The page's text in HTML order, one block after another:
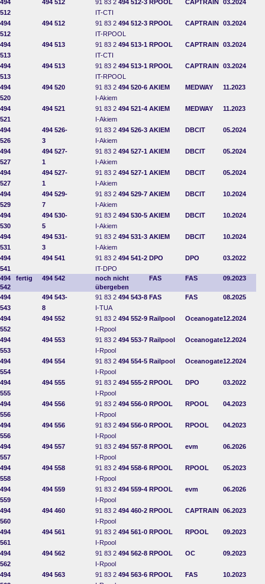
494
512
494 512 91 83 2 494 512-3
IT-CTI
RPOOL CAPTRAIN 03.2024
494
512
494 512 91 83 2 494 512-3
IT-RPOOL
RPOOL CAPTRAIN 03.2024
494
513
494 513 91 83 2 494 513-1
IT-CTI
RPOOL CAPTRAIN 03.2024
494
513
494 513 91 83 2 494 513-1
IT-RPOOL
RPOOL CAPTRAIN 03.2024
494
520
494 520 91 83 2 494 520-6
I-Akiem
AKIEM MEDWAY 11.2023
494
521
494 521 91 83 2 494 521-4
I-Akiem
AKIEM MEDWAY 11.2023
494
526
494 526-
3
91 83 2 494 526-3
I-Akiem
AKIEM DBCIT 05.2024
494
527
494 527-
1
91 83 2 494 527-1
I-Akiem
AKIEM DBCIT 05.2024
494
527
494 527-
1
91 83 2 494 527-1
I-Akiem
AKIEM DBCIT 05.2024
494
529
494 529-
7
91 83 2 494 529-7
I-Akiem
AKIEM DBCIT 10.2024
494
530
494 530-
5
91 83 2 494 530-5
I-Akiem
AKIEM DBCIT 10.2024
494
531
494 531-
3
91 83 2 494 531-3
I-Akiem
AKIEM DBCIT 10.2024
494
541
494 541 91 83 2 494 541-2
IT-DPO
DPO DPO 03.2022
494
542
fertig 494 542
noch nicht
übergeben
FAS FAS 09.2023
494
543
494 543-
8
91 83 2 494 543-8
I-TUA
FAS FAS 08.2025
494
552
494 552 91 83 2 494 552-9
I-Rpool
Railpool Oceanogate12.2024
494
553
494 553 91 83 2 494 553-7
I-Rpool
Railpool Oceanogate12.2024
494
554
494 554 91 83 2 494 554-5
I-Rpool
Railpool Oceanogate12.2024
494
555
494 555 91 83 2 494 555-2
I-Rpool
RPOOL DPO 03.2022
494
556
494 556 91 83 2 494 556-0
I-Rpool
RPOOL RPOOL 04.2023
494
556
494 556 91 83 2 494 556-0
I-Rpool
RPOOL RPOOL 04.2023
494
557
494 557 91 83 2 494 557-8
I-Rpool
RPOOL evm 06.2026
494
558
494 558 91 83 2 494 558-6
I-Rpool
RPOOL RPOOL 05.2023
494
559
494 559 91 83 2 494 559-4
I-Rpool
RPOOL evm 06.2026
494
560
494 460 91 83 2 494 460-2
I-Rpool
RPOOL CAPTRAIN 06.2023
494
561
494 561 91 83 2 494 561-0
I-Rpool
RPOOL RPOOL 09.2023
494
562
494 562 91 83 2 494 562-8
I-Rpool
RPOOL OC 09.2023
494
494 563 91 83 2 494 563-6 RPOOL FAS 10.2023